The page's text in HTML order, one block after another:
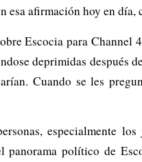
esa afirmación hoy en
Escocia para Channel
deprimidas después
Cuando se les
especialmente
panorama político de